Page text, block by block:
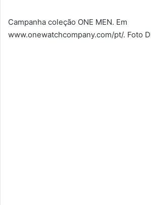
Campanha coleção ONE MEN. Em
www.onewatchcompany.com/pt/. Foto